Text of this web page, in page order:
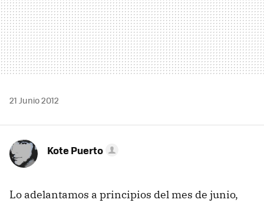
21 Junio 2012
Kote Puerto
Lo adelantamos a principios del mes de junio,